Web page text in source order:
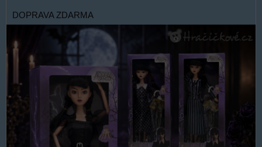
DOPRAVA ZDARMA